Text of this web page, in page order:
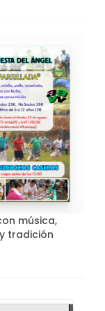
música,
tradición